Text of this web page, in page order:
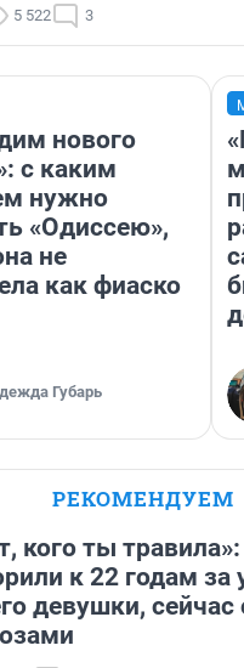
5 522 3
нового
с каким
нужно
«Одиссею»,
не
как фиаско
Губарь
РЕКОМЕНДУЕМ
кого ты
к 22 годам за
девушки, сейчас